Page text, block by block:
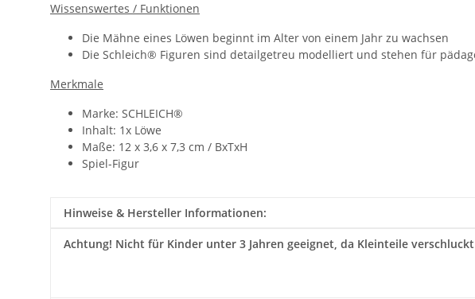
Wissenswertes / Funktionen
Die Mähne eines Löwen beginnt im Alter von einem Jahr zu wachsen
Die Schleich® Figuren sind detailgetreu modelliert und stehen für
Merkmale
Marke: SCHLEICH®
Inhalt: 1x Löwe
Maße: 12 x 3,6 x 7,3 cm / BxTxH
Spiel-Figur
Hinweise & Hersteller Informationen:
Achtung! Nicht für Kinder unter 3 Jahren geeignet, da Kleinteile